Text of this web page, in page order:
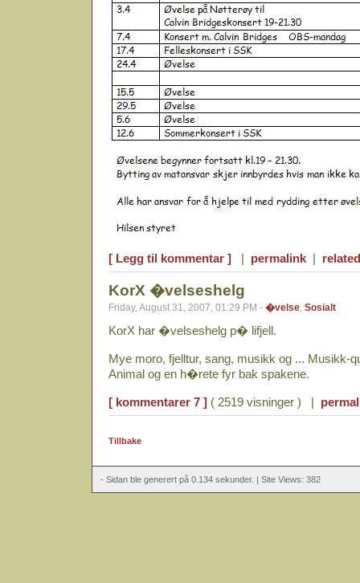
[ Legg til kommentar ] | permalink |
KorX �velseshelg
Friday, August 31, 2007, 01:29 PM - �velse, Sosialt
KorX har �velseshelg p� lifjell.
Mye moro, fjelltur, sang, musikk og ... Musikk-
Animal og en h�rete fyr bak spakene.
[ kommentarer 7 ] ( 2519 visninger ) |
Tillbake
- Sidan ble generert på 0.134 sekunder. | Site Views: 382